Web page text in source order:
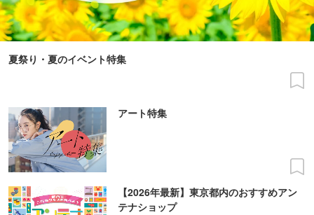
夏祭り・夏のイベント特集
アート特集
【2026年最新】東京都内のおすすめアン
テナショップ